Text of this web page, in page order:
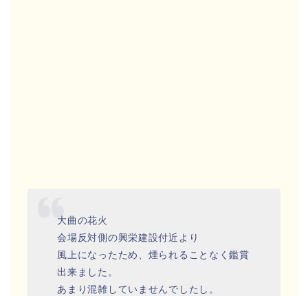
大曲の花火
会場反対側の興栄建設付近より
風上になったため、煙られることなく鑑賞
出来ました。
あまり混雑していませんでしたし。